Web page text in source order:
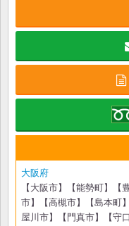
大阪府
【大阪市】【能勢町】【
市】【高槻市】【島本町
屋川市】【門真市】【守